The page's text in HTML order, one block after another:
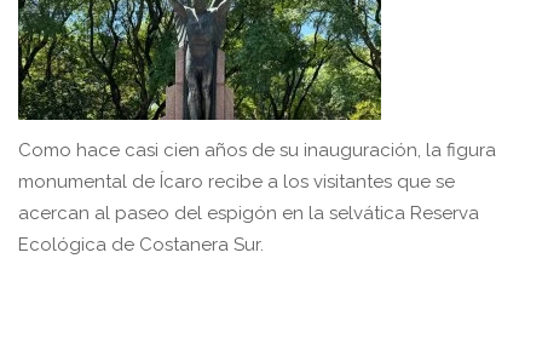
Como hace casi cien años de su inauguración, la figura
monumental de Ícaro recibe a los visitantes que se
acercan al paseo del espigón en la selvática Reserva
Ecológica de Costanera Sur.